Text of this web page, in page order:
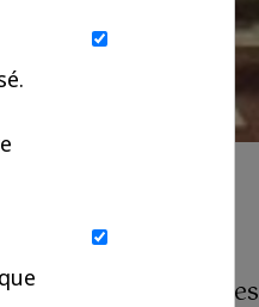
Les derniers articles